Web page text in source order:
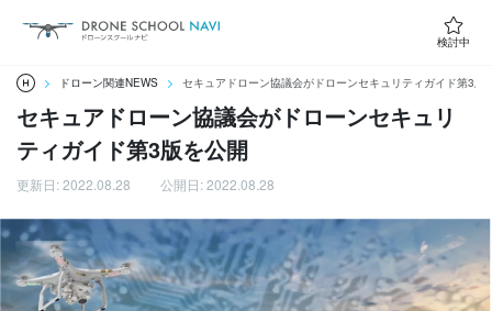
検討中
ドローン関連NEWS セキュアドローン協議会がドローンセキュリティガイド第3版
セキュアドローン協議会がドローンセキュリ
ティガイド第3版を公開
更新日: 2022.08.28 公開日: 2022.08.28